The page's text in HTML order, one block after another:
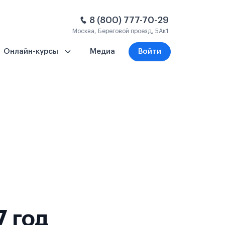
8 (800) 777-70-29
Москва, Береговой проезд, 5Ак1
Онлайн-курсы Медиа Войти
год